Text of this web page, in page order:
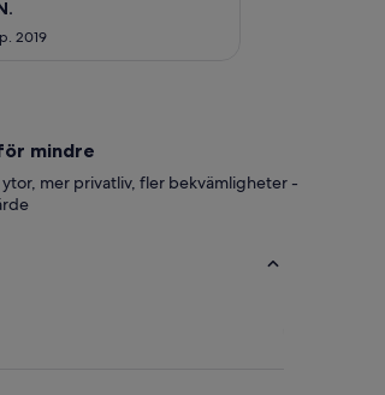
2019
mindre
mer privatliv, fler bekvämligheter -